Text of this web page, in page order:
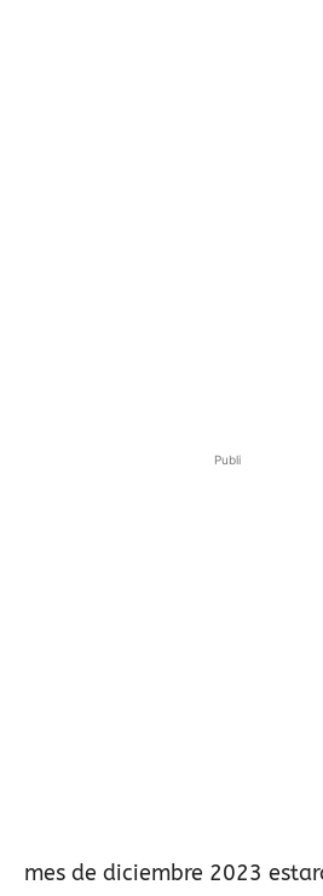
Publi
mes de diciembre 2023